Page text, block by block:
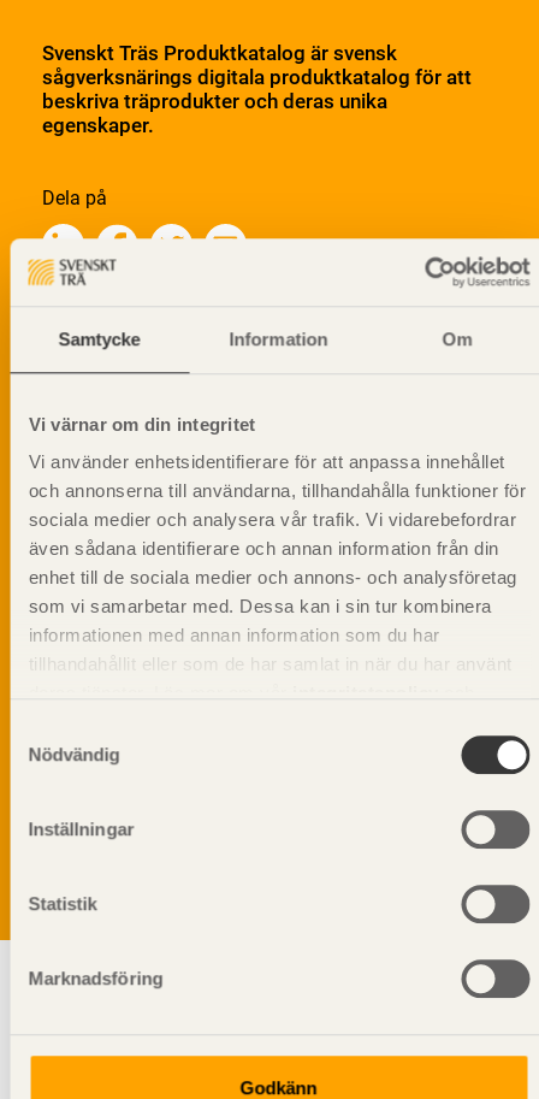
Samtycke Information Om
Vi värnar om din integritet
Vi använder enhetsidentifierare för att anpassa innehållet
och annonserna till användarna, tillhandahålla funktioner för
sociala medier och analysera vår trafik. Vi vidarebefordrar
även sådana identifierare och annan information från din
enhet till de sociala medier och annons- och analysföretag
som vi samarbetar med. Dessa kan i sin tur kombinera
informationen med annan information som du har
tillhandahållit eller som de har samlat in när du har använt
Nödvändig
Inställningar
Statistik
Marknadsföring
Godkänn
Svenskt Träs Produktkatalog är svensk
sågverksnärings digitala produktkatalog för att
beskriva träprodukter och deras unika
egenskaper.
Dela på
Prenumerera på Svenskt Träs
Vi värnar om personlig integritet vilket innebär att dina
Läs vår integritetspolicy.